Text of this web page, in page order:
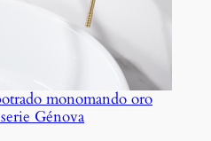
monomando oro
Génova